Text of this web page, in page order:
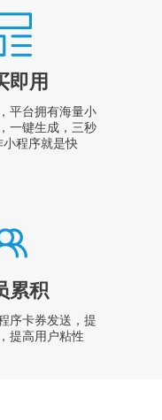
即用
平台拥有海量小
一键生成，三秒
小程序就是快
累积
序卡券发送，提
提高用户粘性